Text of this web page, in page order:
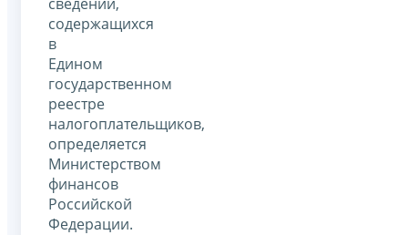
содержащихся
в
Едином
государственном
реестре
налогоплательщиков,
определяется
Министерством
финансов
Российской
Федерации.